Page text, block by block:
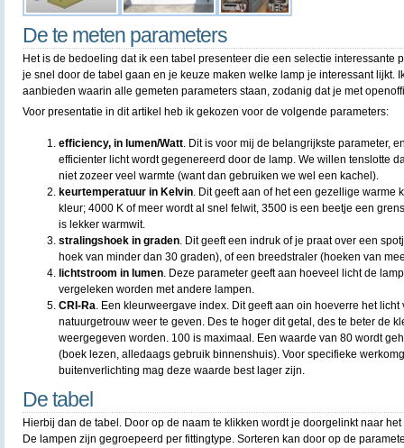
De te meten parameters
Het is de bedoeling dat ik een tabel presenteer die een selectie interessante
je snel door de tabel gaan en je keuze maken welke lamp je interessant lijkt.
aanbieden waarin alle gemeten parameters staan, zodanig dat je met
Voor presentatie in dit artikel heb ik gekozen voor de volgende parameters:
efficiency, in lumen/Watt. Dit is voor mij de belangrijkste parameter,
efficienter licht wordt gegenereerd door de lamp. We willen tenslotte
niet zozeer veel warmte (want dan gebruiken we wel een kachel).
keurtemperatuur in Kelvin. Dit geeft aan of het een gezellige warme
kleur; 4000 K of meer wordt al snel felwit, 3500 is een beetje een
is lekker warmwit.
stralingshoek in graden. Dit geeft een indruk of je praat over een
hoek van minder dan 30 graden), of een breedstraler (hoeken van
lichtstroom in lumen. Deze parameter geeft aan hoeveel licht de
vergeleken worden met andere lampen.
CRI-Ra. Een kleurweergave index. Dit geeft aan oin hoeverre het
natuurgetrouw weer te geven. Des te hoger dit getal, des te beter de
weergegeven worden. 100 is maximaal. Een waarde van 80 wordt
(boek lezen, alledaags gebruik binnenshuis). Voor specifieke
buitenverlichting mag deze waarde best lager zijn.
De tabel
Hierbij dan de tabel. Door op de naam te klikken wordt je doorgelinkt naar
De lampen zijn gegroepeerd per fittingtype. Sorteren kan door op de